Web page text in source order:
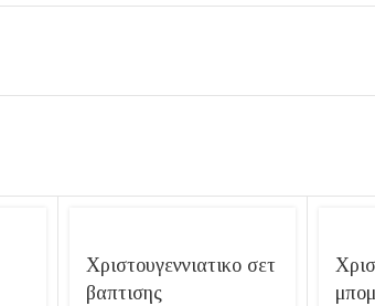
Χριστουγεννιατικo σετ
βαπτισης